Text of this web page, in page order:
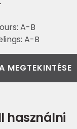
A-B
A-B
MEGTEKINTÉSE
használni